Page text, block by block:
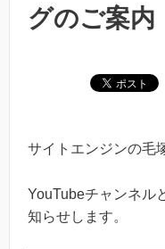
グのご案内
サイトエンジンの毛
YouTubeチャンネル
知らせします。